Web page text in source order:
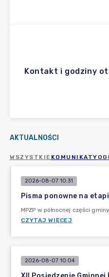
Kontakt i godziny
AKTUALNOŚCI
WSZYSTKIE KOMUNIKATY
2026-08-07 10:31
Pisma ponowne na
MPZP w północnej części
CZYTAJ WIĘCEJ
2026-08-07 10:04